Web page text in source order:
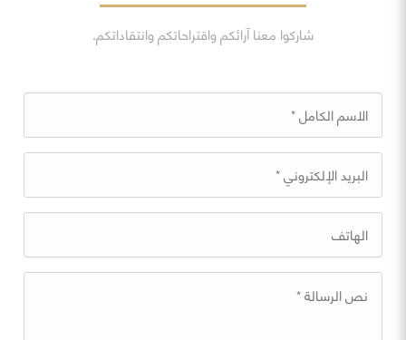
شاركوا معنا آرائكم واقتراحاتكم وانتقاداتكم.